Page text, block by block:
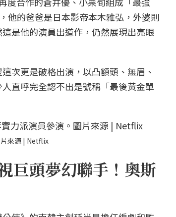
他的爸爸是日本影帝本木雅弘，外婆則
是他的演員出道作，仍然展現出亮眼
次更是破格出演，以凸額頭、無眉、
直呼完全認不出是號稱「最後黃金單
來源 | Netflix
巨頭夢幻聯手！奧斯